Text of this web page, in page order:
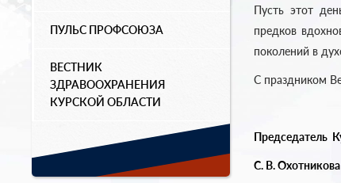
ПУЛЬС ПРОФСОЮЗА
ВЕСТНИК
ЗДРАВООХРАНЕНИЯ
КУРСКОЙ ОБЛАСТИ
Пусть этот
предков
поколений в
С праздником
Председатель
С. В. Охотникова